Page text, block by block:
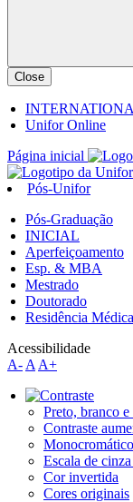
Close
Unifor Online
Página inicial
Pós-Unifor
Pós-Graduação
INICIAL
Aperfeiçoamento
Esp. & MBA
Mestrado
Doutorado
Residência Médica
Acessibilidade
A- A A+
Preto, branco e
Contraste
Monocromático
Escala de
Cor invertida
Cores originais